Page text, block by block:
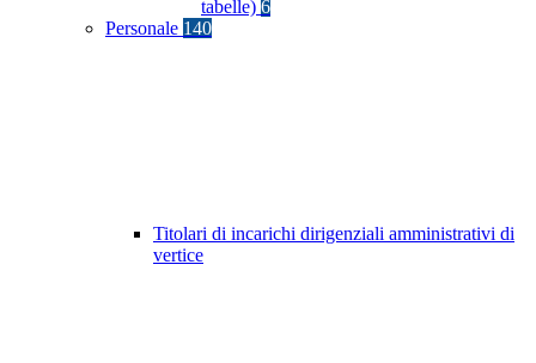
tabelle) 6
Personale 140
Titolari di incarichi dirigenziali amministrativi di
vertice